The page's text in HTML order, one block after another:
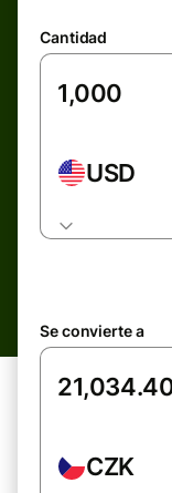
Cantidad
USD
Se convierte a
CZK